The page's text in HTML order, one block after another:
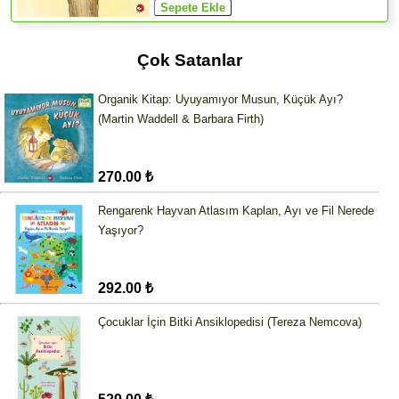
Çok Satanlar
Organik Kitap: Uyuyamıyor Musun, Küçük Ayı?
(Martin Waddell & Barbara Firth)
270.00 ₺
Rengarenk Hayvan Atlasım Kaplan, Ayı ve Fil Nerede
Yaşıyor?
292.00 ₺
Çocuklar İçin Bitki Ansiklopedisi (Tereza Nemcova)